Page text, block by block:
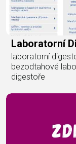
Laboratorní
laboratorní
bezodtahové
digestoře